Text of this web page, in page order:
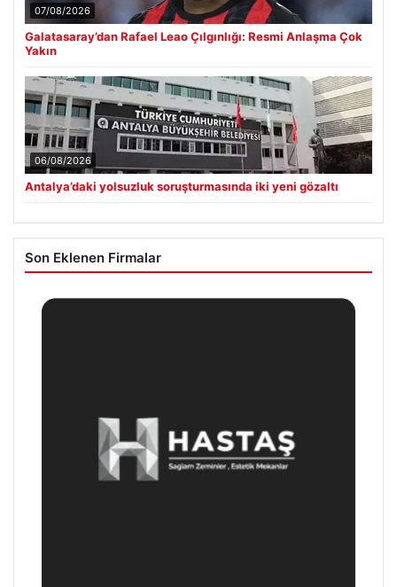
07/08/2026
Galatasaray’dan Rafael Leao Çılgınlığı: Resmi Anlaşma Çok
Yakın
06/08/2026
Antalya’daki yolsuzluk soruşturmasında iki yeni gözaltı
Son Eklenen Firmalar